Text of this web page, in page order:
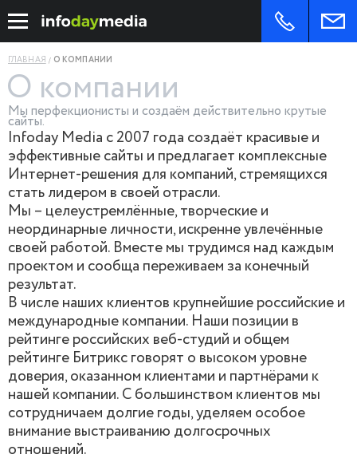
ГЛАВНАЯ О КОМПАНИИ
О компании
Мы перфекционисты и создаём действительно крутые
сайты.
Infoday Media с 2007 года создаёт красивые и
эффективные сайты и предлагает комплексные
Интернет-решения для компаний, стремящихся
стать лидером в своей отрасли.
Мы – целеустремлённые, творческие и
неординарные личности, искренне увлечённые
своей работой. Вместе мы трудимся над каждым
проектом и сообща переживаем за конечный
результат.
В числе наших клиентов крупнейшие российские и
международные компании. Наши позиции в
рейтинге российских веб-студий и общем
рейтинге Битрикс говорят о высоком уровне
доверия, оказанном клиентами и партнёрами к
нашей компании. С большинством клиентов мы
сотрудничаем долгие годы, уделяем особое
внимание выстраиванию долгосрочных
отношений.